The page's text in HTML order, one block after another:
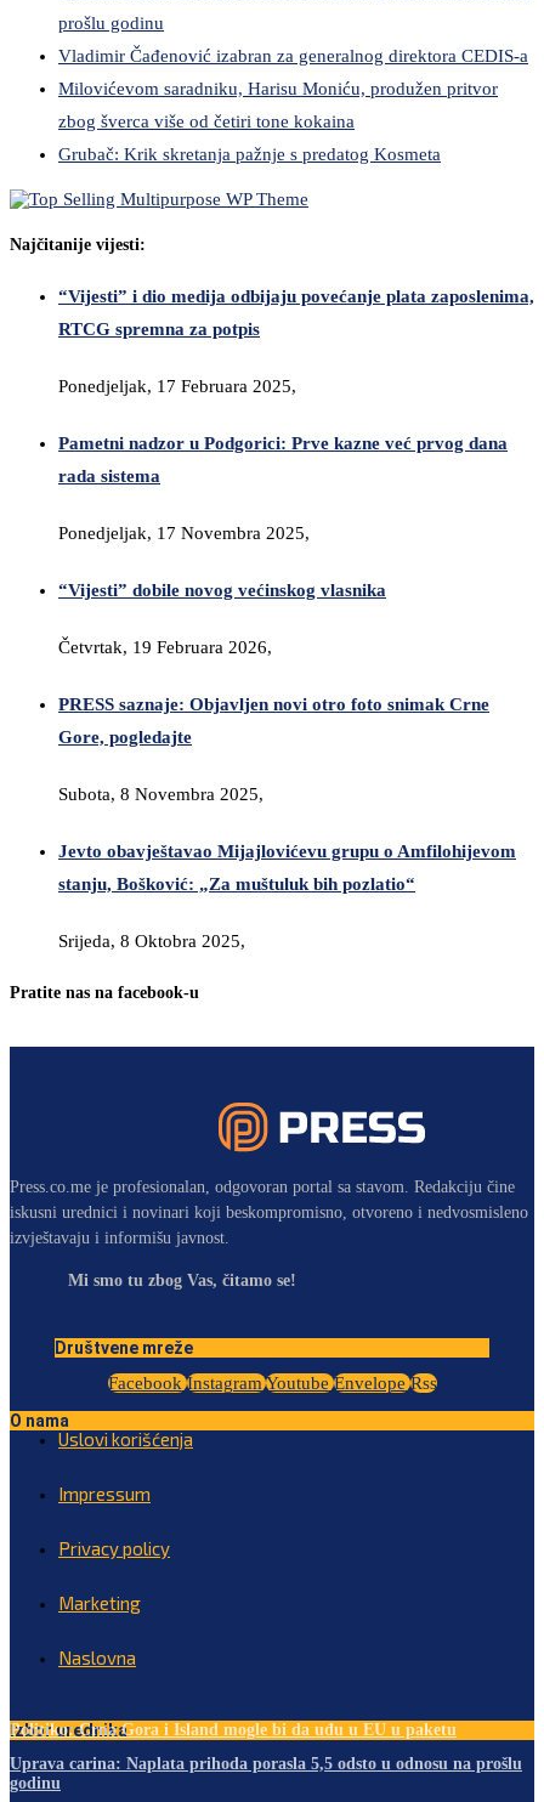
prošlu godinu
Vladimir Čađenović izabran za generalnog direktora CEDIS-a
Milovićevom saradniku, Harisu Moniću, produžen pritvor
zbog šverca više od četiri tone kokaina
Grubač: Krik skretanja pažnje s predatog Kosmeta
Najčitanije vijesti:
“Vijesti” i dio medija odbijaju povećanje plata zaposlenima,
RTCG spremna za potpis
Ponedjeljak, 17 Februara 2025,
Pametni nadzor u Podgorici: Prve kazne već prvog dana
rada sistema
Ponedjeljak, 17 Novembra 2025,
“Vijesti” dobile novog većinskog vlasnika
Četvrtak, 19 Februara 2026,
PRESS saznaje: Objavljen novi otro foto snimak Crne
Gore, pogledajte
Subota, 8 Novembra 2025,
Jevto obavještavao Mijajlovićevu grupu o Amfilohijevom
stanju, Bošković: „Za muštuluk bih pozlatio“
Srijeda, 8 Oktobra 2025,
Pratite nas na facebook-u
Press.co.me je profesionalan, odgovoran portal sa stavom. Redakciju čine
iskusni urednici i novinari koji beskompromisno, otvoreno i nedvosmisleno
izvještavaju i informišu javnost.
Mi smo tu zbog Vas, čitamo se!
Društvene mreže
Facebook Instagram Youtube Envelope Rss
O nama
Uslovi korišćenja
Impressum
Privacy policy
Marketing
Naslovna
Izbor urednika
Politiko: Crna Gora i Island mogle bi da uđu u EU u paketu
Uprava carina: Naplata prihoda porasla 5,5 odsto u odnosu na prošlu
godinu